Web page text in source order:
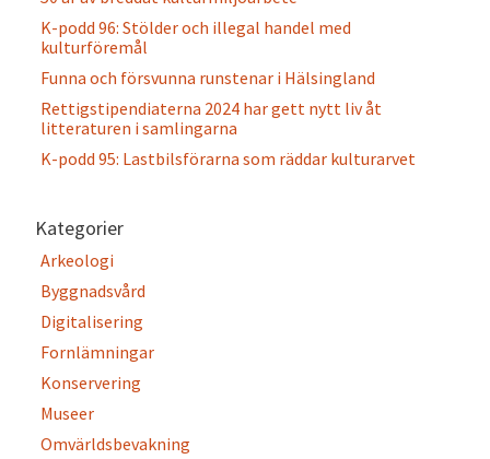
K-podd 96: Stölder och illegal handel med
kulturföremål
Funna och försvunna runstenar i Hälsingland
Rettigstipendiaterna 2024 har gett nytt liv åt
litteraturen i samlingarna
K-podd 95: Lastbilsförarna som räddar kulturarvet
Kategorier
Arkeologi
Byggnadsvård
Digitalisering
Fornlämningar
Konservering
Museer
Omvärldsbevakning